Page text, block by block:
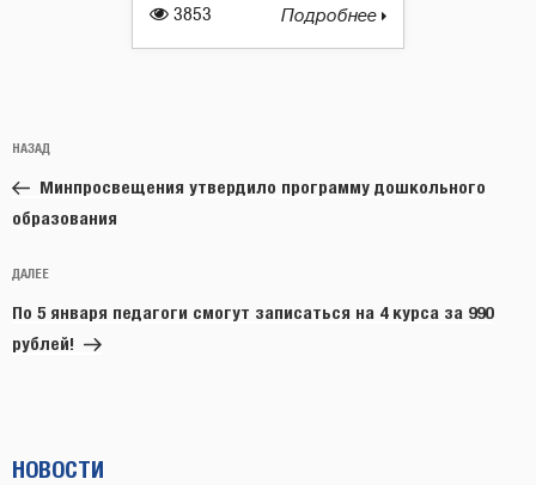
3853 Подробнее
по
записям
Предыдущая
запись:
НАЗАД
Минпросвещения утвердило программу дошкольного
образования
Следующая
запись
ДАЛЕЕ
По 5 января педагоги смогут записаться на 4 курса за 990
рублей!
НОВОСТИ